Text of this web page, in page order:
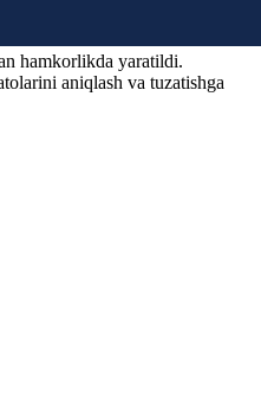
hamkorlikda yaratildi.
aniqlash va tuzatishga